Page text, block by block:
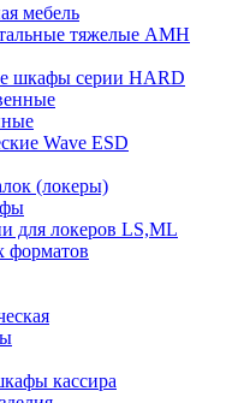
мебель
тяжелые AMH
шкафы серии HARD
Wave ESD
(локеры)
для локеров LS,ML
форматов
кассира